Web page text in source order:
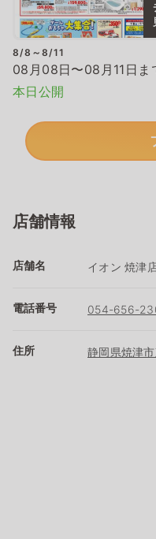
8/8～8/11
08月08日〜08月11日ま
本日公開
店舗情報
店舗名 イオン 焼津
電話番号 054-656-
住所 静岡県焼津